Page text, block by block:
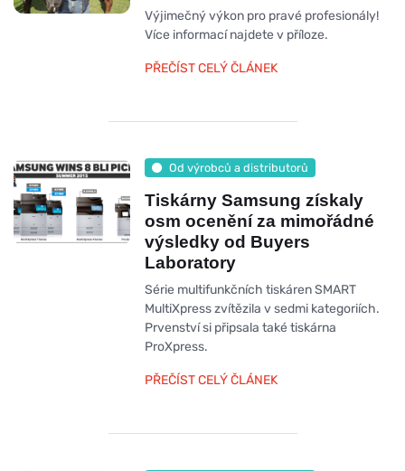
Výjimečný výkon pro pravé profesionály!
Více informací najdete v příloze.
PŘEČÍST CELÝ ČLÁNEK
Od výrobců a distributorů
Tiskárny Samsung získaly
osm ocenění za mimořádné
výsledky od Buyers
Laboratory
Série multifunkčních tiskáren SMART
MultiXpress zvítězila v sedmi kategoriích.
Prvenství si připsala také tiskárna
ProXpress.
PŘEČÍST CELÝ ČLÁNEK